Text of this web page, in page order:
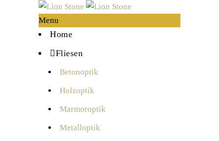
Menu
Home
Fliesen
Betonoptik
Holzoptik
Marmoroptik
Metalloptik